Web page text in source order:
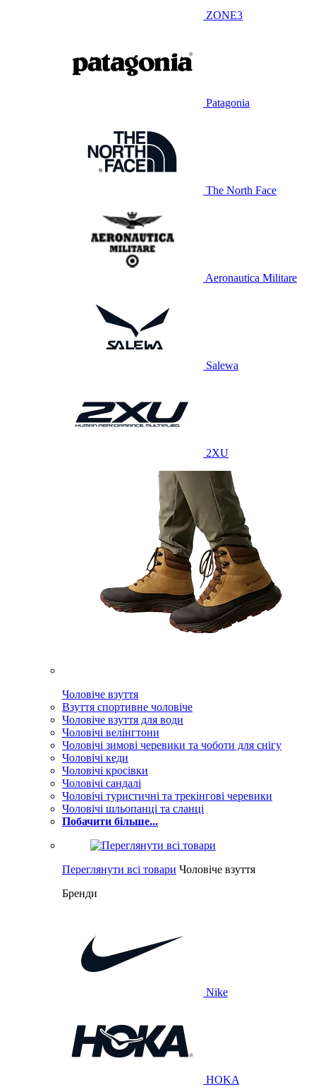
ZONE3
Patagonia
The North Face
Aeronautica Militare
Salewa
2XU
Чоловіче взуття
Взуття спортивне чоловіче
Чоловіче взуття для води
Чоловічі велінгтони
Чоловічі зимові черевики та чоботи для снігу
Чоловічі кеди
Чоловічі кросівки
Чоловічі сандалі
Чоловічі туристичні та трекінгові черевики
Чоловічі шльопанці та сланці
Побачити більше...
Переглянути всі товари Чоловіче взуття
Бренди
Nike
HOKA